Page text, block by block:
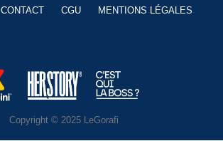
CONTACT CGU MENTIONS LÉGALES
Copyright © 2025 LeGorafi